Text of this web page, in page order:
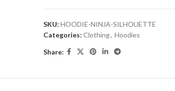
SKU: HOODIE-NINJA-SILHOUETTE
Categories: Clothing, Hoodies
Share: